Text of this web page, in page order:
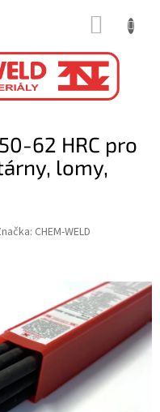
62 HRC pro
lomy,
CHEM-WELD